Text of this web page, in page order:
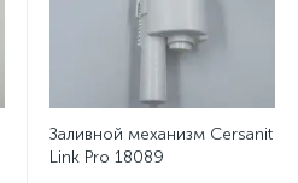
Заливной механизм Cersanit
Link Pro 18089